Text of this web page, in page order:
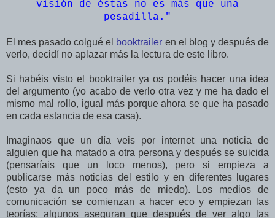
visión de éstas no es más que una
pesadilla. "
El mes pasado colgué el booktrailer en el blog y después de
verlo, decidí no aplazar más la lectura de este libro.
Si habéis visto el booktrailer ya os podéis hacer una idea
del argumento (yo acabo de verlo otra vez y me ha dado el
mismo mal rollo, igual más porque ahora se que ha pasado
en cada estancia de esa casa).
Imaginaos que un día veis por internet una noticia de
alguien que ha matado a otra persona y después se suicida
(pensaríais que un loco menos), pero si empieza a
publicarse más noticias del estilo y en diferentes lugares
(esto ya da un poco más de miedo). Los medios de
comunicación se comienzan a hacer eco y empiezan las
teorías; algunos aseguran que después de ver algo las